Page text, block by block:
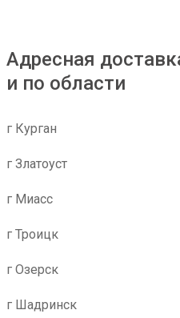
Адресная
и по области
г Курган
г Златоуст
г Миасс
г Троицк
г Озерск
г Шадринск